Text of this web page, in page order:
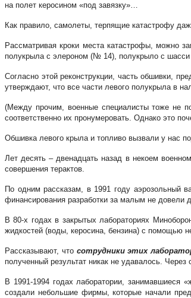
на полет керосином «под завязку»…
Как правило, самолеты, терпящие катастрофу
Рассматривая кроки места катастрофы, можно
полукрыла с элероном (№ 14), полукрыло с шасси
Согласно этой реконструкции, часть обшивки,
утверждают, что все части левого полукрыла в
(Между прочим, военные специалисты тоже не
соответственно их пронумеровать. Однако это
Обшивка левого крыла и топливо вызвали у нас
Лет десять – двенадцать назад в некоем
совершения терактов.
По одним рассказам, в 1991 году аэрозольный
финансирования разработки за малым не довели
В 80-х годах в закрытых лабораториях
жидкостей (воды, керосина, бензина) с помощью
Рассказывают, что сотрудники этих
полученный результат никак не удавалось.
В 1991-1994 годах лаборатории, занимавшиеся
создали небольшие фирмы, которые начали